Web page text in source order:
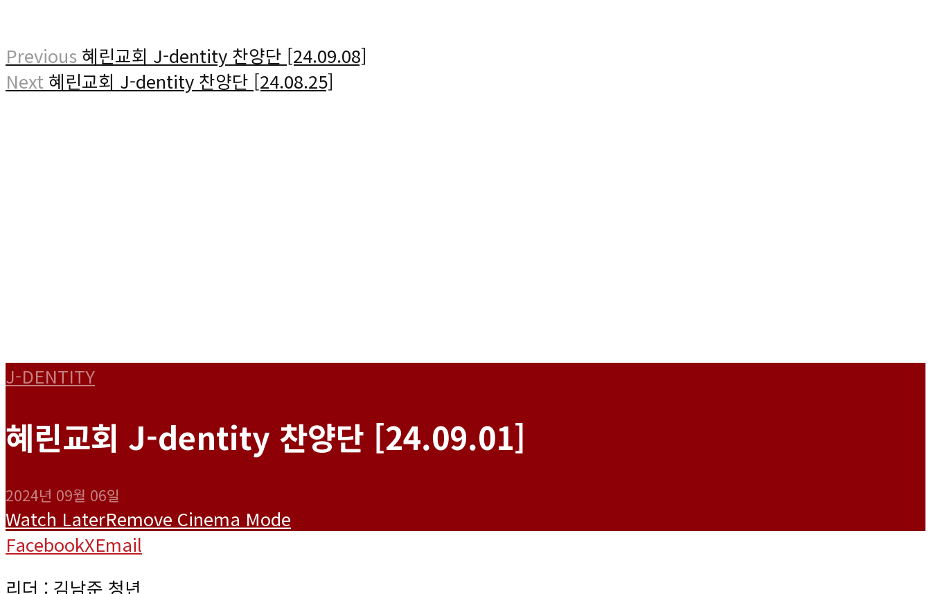
Previous 혜린교회 J-dentity 찬양단 [24.09.08]
Next 혜린교회 J-dentity 찬양단 [24.08.25]
J-DENTITY
혜린교회 J-dentity 찬양단 [24.09.01]
2024년 09월 06일
Watch LaterRemove Cinema Mode
FacebookXEmail
리더 : 김남준 청년